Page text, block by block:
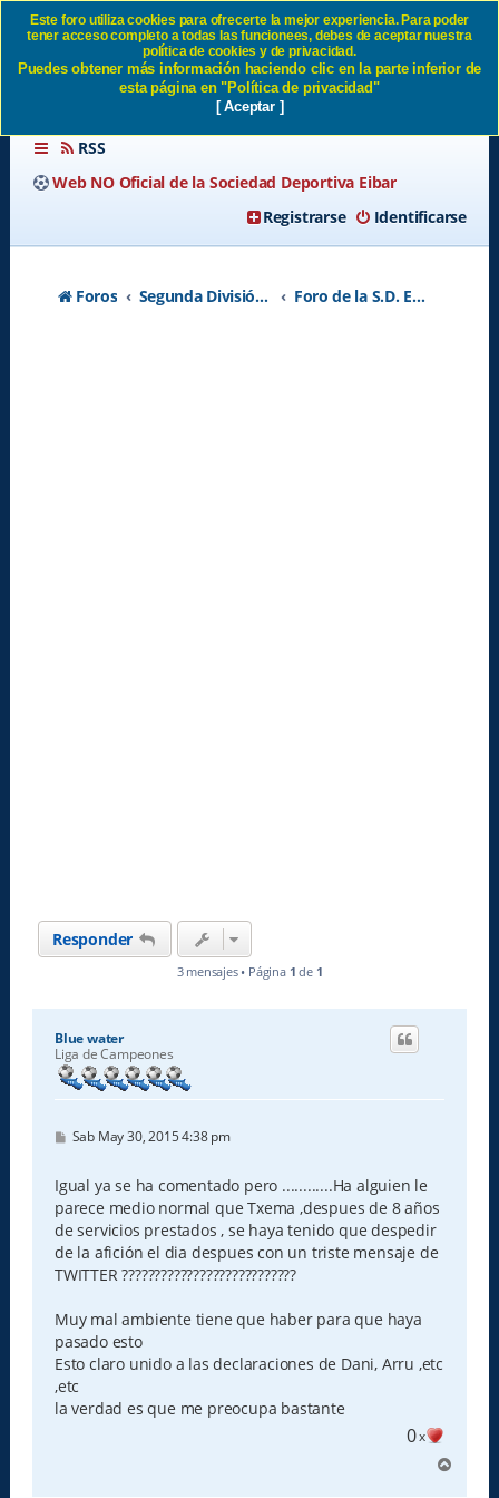
SD Eibar
RSS
Web NO Oficial de la Sociedad Deportiva Eibar
Identificarse
Registrarse
Foros Segunda División A - Temporada 2026-2027 Foro de la S.D. Eibar
Responder
3 mensajes • Página 1 de 1
Blue water
Liga de Campeones
M
s
a
j
e
Sab May 30, 2015 4:38 pm
Igual ya se ha comentado pero ............Ha alguien le
parece medio normal que Txema ,despues de 8 años
de servicios prestados , se haya tenido que despedir
de la afición el dia despues con un triste mensaje de
TWITTER ???????????????????????????
Muy mal ambiente tiene que haber para que haya
pasado esto
Esto claro unido a las declaraciones de Dani, Arru ,etc
,etc
la verdad es que me preocupa bastante
0x
Este foro utiliza cookies para ofrecerte la mejor experiencia. Para poder
tener acceso completo a todas las funcionees, debes de aceptar nuestra
política de cookies y de privacidad.
Puedes obtener más información haciendo clic en la parte inferior de
esta página en "Política de privacidad"
[ Aceptar ]